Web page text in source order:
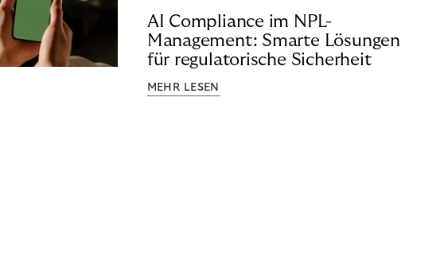
AI Compliance im NPL-
Management: Smarte Lösungen
für regulatorische Sicherheit
MEHR LESEN